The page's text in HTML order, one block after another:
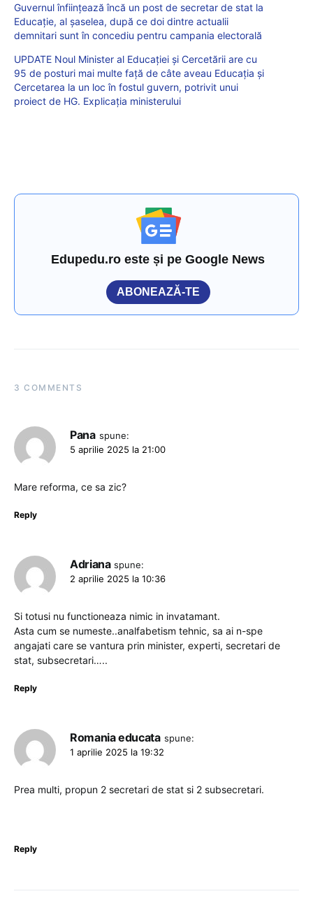
Guvernul înființează încă un post de secretar de stat la
Educație, al șaselea, după ce doi dintre actualii
demnitari sunt în concediu pentru campania electorală
UPDATE Noul Minister al Educației și Cercetării are cu
95 de posturi mai multe față de câte aveau Educația și
Cercetarea la un loc în fostul guvern, potrivit unui
proiect de HG. Explicația ministerului
Edupedu.ro este și pe Google News
ABONEAZĂ-TE
3 COMMENTS
Pana spune:
5 aprilie 2025 la 21:00
Mare reforma, ce sa zic?
Reply
Adriana spune:
2 aprilie 2025 la 10:36
Si totusi nu functioneaza nimic in invatamant.
Asta cum se numeste..analfabetism tehnic, sa ai n-spe
angajati care se vantura prin minister, experti, secretari de
stat, subsecretari…..
Reply
Romania educata spune:
1 aprilie 2025 la 19:32
Prea multi, propun 2 secretari de stat si 2 subsecretari.
Reply